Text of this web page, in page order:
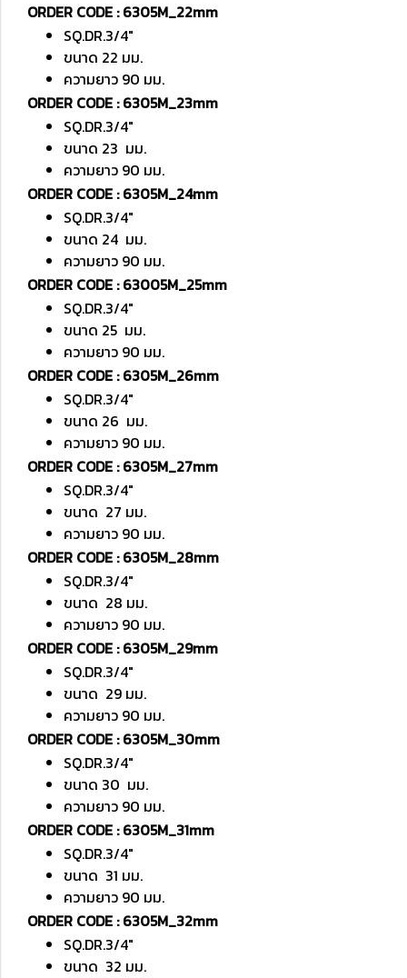
ORDER CODE : 6305M_22mm
SQ.DR.3/4"
ขนาด 22 มม.
ความยาว 90 มม.
ORDER CODE : 6305M_23mm
SQ.DR.3/4"
ขนาด 23 มม.
ความยาว 90 มม.
ORDER CODE : 6305M_24mm
SQ.DR.3/4"
ขนาด 24 มม.
ความยาว 90 มม.
ORDER CODE : 63005M_25mm
SQ.DR.3/4"
ขนาด 25 มม.
ความยาว 90 มม.
ORDER CODE : 6305M_26mm
SQ.DR.3/4"
ขนาด 26 มม.
ความยาว 90 มม.
ORDER CODE : 6305M_27mm
SQ.DR.3/4"
ขนาด 27 มม.
ความยาว 90 มม.
ORDER CODE : 6305M_28mm
SQ.DR.3/4"
ขนาด 28 มม.
ความยาว 90 มม.
ORDER CODE : 6305M_29mm
SQ.DR.3/4"
ขนาด 29 มม.
ความยาว 90 มม.
ORDER CODE : 6305M_30mm
SQ.DR.3/4"
ขนาด 30 มม.
ความยาว 90 มม.
ORDER CODE : 6305M_31mm
SQ.DR.3/4"
ขนาด 31 มม.
ความยาว 90 มม.
ORDER CODE : 6305M_32mm
SQ.DR.3/4"
ขนาด 32 มม.